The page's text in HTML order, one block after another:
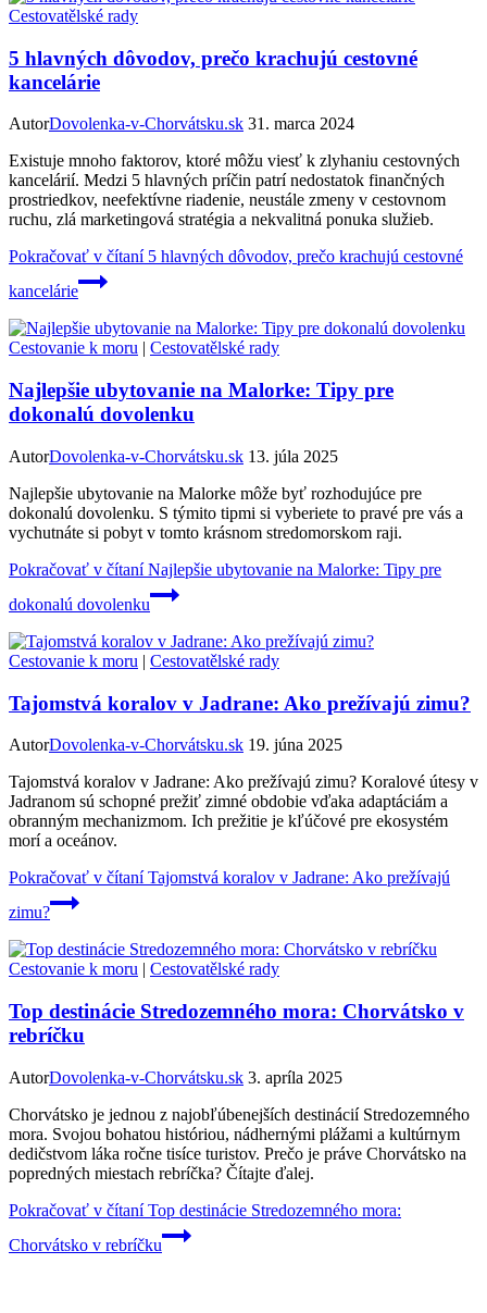
Cestovatělské rady
5 hlavných dôvodov, prečo krachujú cestovné
kancelárie
AutorDovolenka-v-Chorvátsku.sk 31. marca 2024
Existuje mnoho faktorov, ktoré môžu viesť k zlyhaniu cestovných
kancelárií. Medzi 5 hlavných príčin patrí nedostatok finančných
prostriedkov, neefektívne riadenie, neustále zmeny v cestovnom
ruchu, zlá marketingová stratégia a nekvalitná ponuka služieb.
Pokračovať v čítaní5 hlavných dôvodov, prečo krachujú cestovné
kancelárie
Cestovanie k moru | Cestovatělské rady
Najlepšie ubytovanie na Malorke: Tipy pre
dokonalú dovolenku
AutorDovolenka-v-Chorvátsku.sk 13. júla 2025
Najlepšie ubytovanie na Malorke môže byť rozhodujúce pre
dokonalú dovolenku. S týmito tipmi si vyberiete to pravé pre vás a
vychutnáte si pobyt v tomto krásnom stredomorskom raji.
Pokračovať v čítaníNajlepšie ubytovanie na Malorke: Tipy pre
dokonalú dovolenku
Cestovanie k moru | Cestovatělské rady
Tajomstvá koralov v Jadrane: Ako prežívajú zimu?
AutorDovolenka-v-Chorvátsku.sk 19. júna 2025
Tajomstvá koralov v Jadrane: Ako prežívajú zimu? Koralové útesy v
Jadranom sú schopné prežiť zimné obdobie vďaka adaptáciám a
obranným mechanizmom. Ich prežitie je kľúčové pre ekosystém
morí a oceánov.
Pokračovať v čítaníTajomstvá koralov v Jadrane: Ako prežívajú
zimu?
Cestovanie k moru | Cestovatělské rady
Top destinácie Stredozemného mora: Chorvátsko v
rebríčku
AutorDovolenka-v-Chorvátsku.sk 3. apríla 2025
Chorvátsko je jednou z najobľúbenejších destinácií Stredozemného
mora. Svojou bohatou históriou, nádhernými plážami a kultúrnym
dedičstvom láka ročne tisíce turistov. Prečo je práve Chorvátsko na
popredných miestach rebríčka? Čítajte ďalej.
Pokračovať v čítaníTop destinácie Stredozemného mora:
Chorvátsko v rebríčku